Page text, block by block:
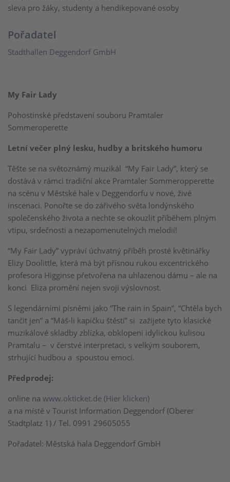
My Fair Lady
Pohostinské představení souboru Pramtaler
Sommeroperette
Letní večer plný lesku, hudby a britského humoru
Těšte se na světoznámý muzikál “My Fair Lady”, který se
dostává v rámci tradiční akce Pramtaler Sommeropperette
na scénu v Městské hale v Deggendorfu v nové, živé
inscenaci. Ponořte se do zářivého světa londýnského
společenského života a nechte se okouzlit příběhem plným
vtipu, srdečnosti a nezapomenutelných melodií!
“My Fair Lady” vypráví úchvatný příběh prosté květinářky
Elizy Doolittle, která má být přísnou rukou excentrického
profesora Higginse přetvořena na uhlazenou dámu – ale na
konci Eliza promění nejen svoji výslovnost.
S legendárními písněmi jako “The rain in Spain”, “Chtěla bych
tančit jen” a “Máš-li kapičku štěstí” si zažijete tyto klasické
muzikálové skladby zblízka, obklopeni idylickou kulisou
Pramtalu – v čerstvé interpretaci, s velkým souborem,
strhující hudbou a spoustou emocí.
Předprodej:
online na www.okticket.de (Hier klicken)
a na místě v Tourist Information Deggendorf (Oberer
Stadtplatz 1) / Tel. 0991 29605055
Pořadatel: Městská hala Deggendorf GmbH
sleva pro žáky, studenty a hendikepované osoby
Pořadatel
Stadthallen Deggendorf GmbH